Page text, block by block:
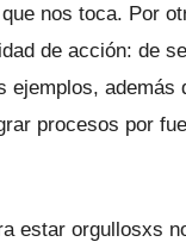
nos toca. Por
de acción: de
ejemplos, además
procesos por
estar orgullosxs